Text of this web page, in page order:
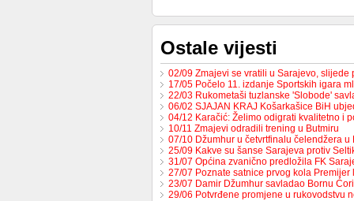
Ostale vijesti
02/09 Zmajevi se vratili u Sarajevo,
17/05 Počelo 11. izdanje Sportskih igara
22/03 Rukometaši tuzlanske 'Slobode'
06/02 SJAJAN KRAJ Košarkašice BiH
04/12 Karačić: Želimo odigrati kvalitetno i
10/11 Zmajevi odradili trening u Butmiru
07/10 Džumhur u četvrtfinalu čelendžera u
25/09 Kakve su šanse Sarajeva protiv
31/07 Općina zvanično predložila FK
27/07 Poznate satnice prvog kola
23/07 Damir Džumhur savladao Bornu
29/06 Potvrđene promjene u rukovodstvu